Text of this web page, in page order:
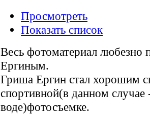
Просмотреть
Показать список
Весь фотоматериал любезно
Ергиным.
Гриша Ергин стал хорошим
спортивной(в данном
воде)фотосъемке.